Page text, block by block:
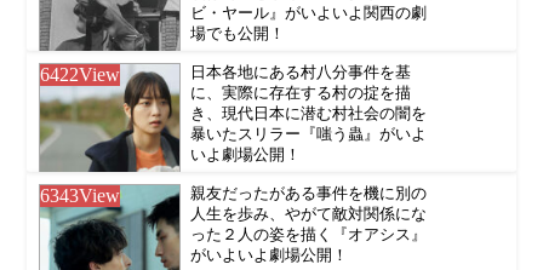
ビ・ヤール』がいよいよ関西の劇
場でも公開！
6422View
日本各地にある村八分事件を基
に、実際に存在する村の掟を描
き、現代日本に潜む村社会の闇を
暴いたスリラー『嗤う蟲』がいよ
いよ劇場公開！
6343View
親友だったがある事件を機に別の
人生を歩み、やがて敵対関係にな
った２人の姿を描く『オアシス』
がいよいよ劇場公開！